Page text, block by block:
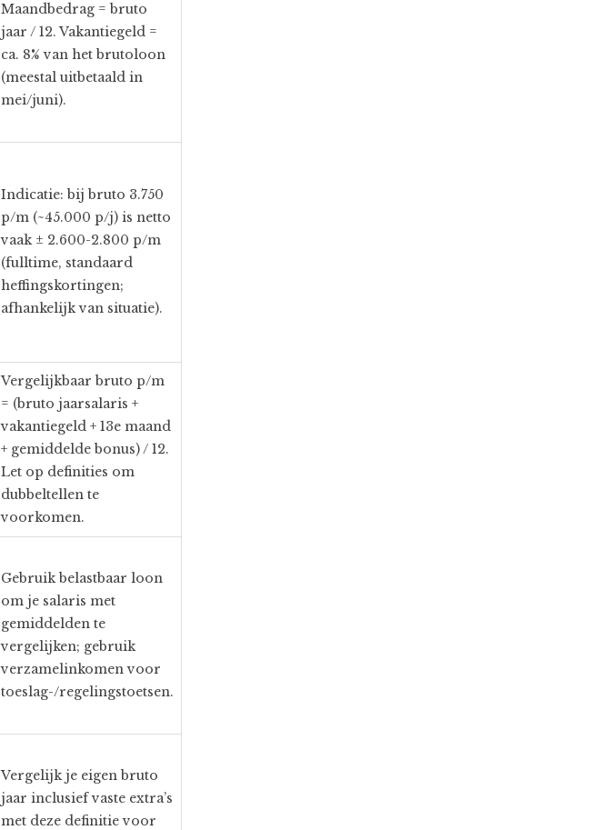
Maandbedrag = bruto
jaar / 12. Vakantiegeld =
ca. 8% van het brutoloon
(meestal uitbetaald in
mei/juni).
Indicatie: bij bruto 3.750
p/m (~45.000 p/j) is netto
vaak ± 2.600-2.800 p/m
(fulltime, standaard
heffingskortingen;
afhankelijk van situatie).
Vergelijkbaar bruto p/m
= (bruto jaarsalaris +
vakantiegeld + 13e maand
+ gemiddelde bonus) / 12.
Let op definities om
dubbeltellen te
voorkomen.
Gebruik belastbaar loon
om je salaris met
gemiddelden te
vergelijken; gebruik
verzamelinkomen voor
toeslag-/regelingstoetsen.
Vergelijk je eigen bruto
jaar inclusief vaste extra’s
met deze definitie voor